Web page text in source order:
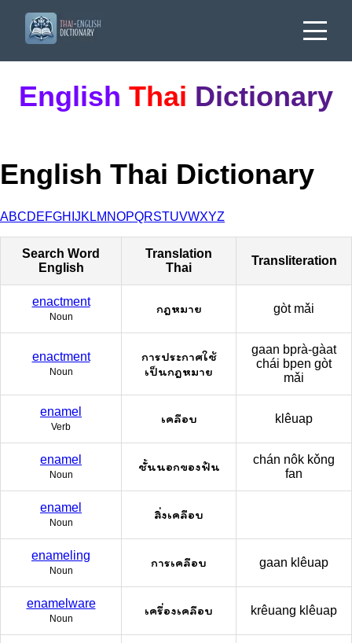
English Thai Dictionary
English Thai Dictionary
ABCDEFGH JK LM NOPQRSTUVWXYZ
Search Word
English
Translation
Thai
Transliteration
enactment
Noun
กฎหมาย gòt mǎi
enactment
Noun
การประกาศใช้
เป็นกฎหมาย
gaan bprà-gàat
chái bpen gòt
mǎi
enamel
Verb
เคลือบ klêuap
enamel
Noun
ชั้นนอกของฟัน
chán nôk kǒng
fan
enamel
Noun
สิ่งเคลือบ
enameling
Noun
การเคลือบ gaan klêuap
enamelware
Noun
เครื่องเคลือบ krêuang klêuap